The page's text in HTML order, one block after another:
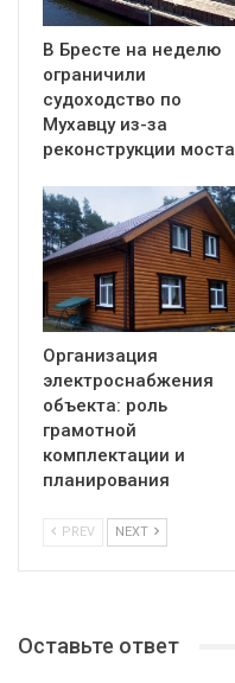
В Бресте на неделю
ограничили
судоходство по
Мухавцу из-за
реконструкции моста
Организация
электроснабжения
объекта: роль
грамотной
комплектации и
планирования
PREV NEXT
Оставьте ответ